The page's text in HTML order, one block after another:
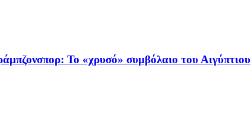
Το «χρυσό» συμβόλαιο του Αιγύπτιου